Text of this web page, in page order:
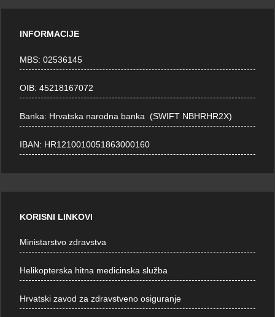
INFORMACIJE
MBS: 02536145
OIB: 45218167072
Banka: Hrvatska narodna banka (SWIFT NBHRHR2X)
IBAN: HR1210010051863000160
KORISNI LINKOVI
Ministarstvo zdravstva
Helikopterska hitna medicinska služba
Hrvatski zavod za zdravstveno osiguranje